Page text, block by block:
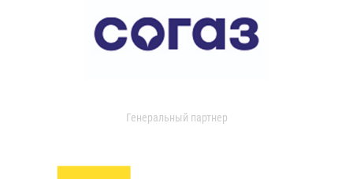
Генеральный партнер